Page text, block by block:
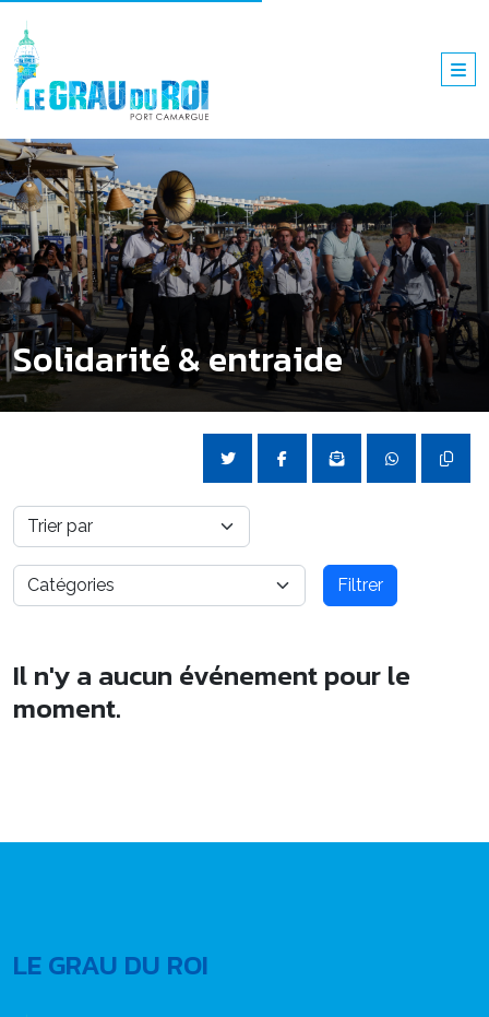
Solidarité & entraide
Filtrer
Il n'y a aucun événement pour le
moment.
LE GRAU DU ROI